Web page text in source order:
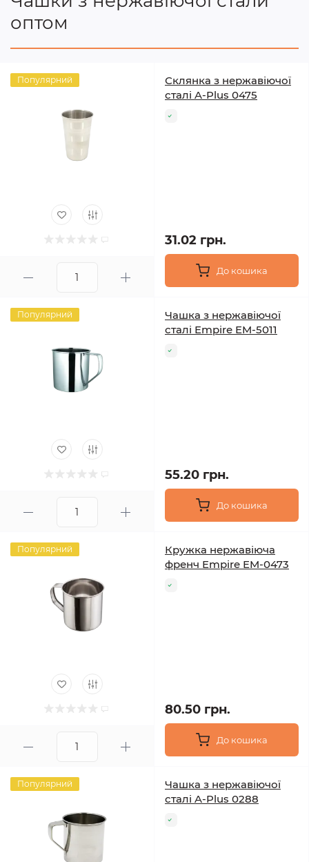
оптом
Популярний
Склянка з нержавіючої
сталі A-Plus 0475
31.02 грн.
До кошика
Популярний
Чашка з нержавіючої
сталі Empire EM-5011
55.20 грн.
До кошика
Популярний
Кружка нержавіюча
френч Empire EM-0473
80.50 грн.
До кошика
Популярний
Чашка з нержавіючої
сталі A-Plus 0288